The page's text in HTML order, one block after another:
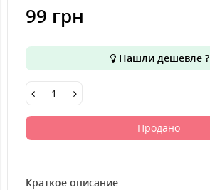
99 грн
Нашли дешевле ?
Продано
Краткое описание